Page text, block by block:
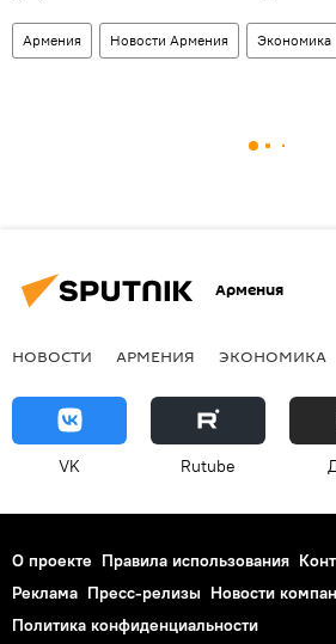
Армения Новости Армения Экономика
Армения
НОВОСТИ АРМЕНИЯ ЭКОНОМИКА
VK Rutube
О проекте Правила использования
Реклама Пресс-релизы Новости
Политика конфиденциальности